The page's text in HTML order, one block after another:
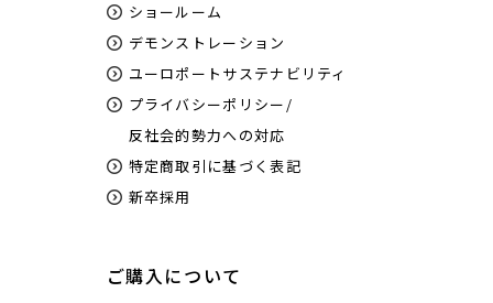
ショールーム
デモンストレーション
ユーロポートサステナビリティ
プライバシーポリシー/
反社会的勢力への対応
特定商取引に基づく表記
新卒採用
ご購入について